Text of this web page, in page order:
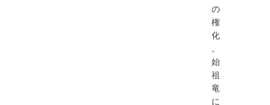
の
権
化
。
始
祖
竜
に